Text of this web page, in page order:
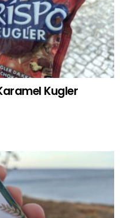
Kugler